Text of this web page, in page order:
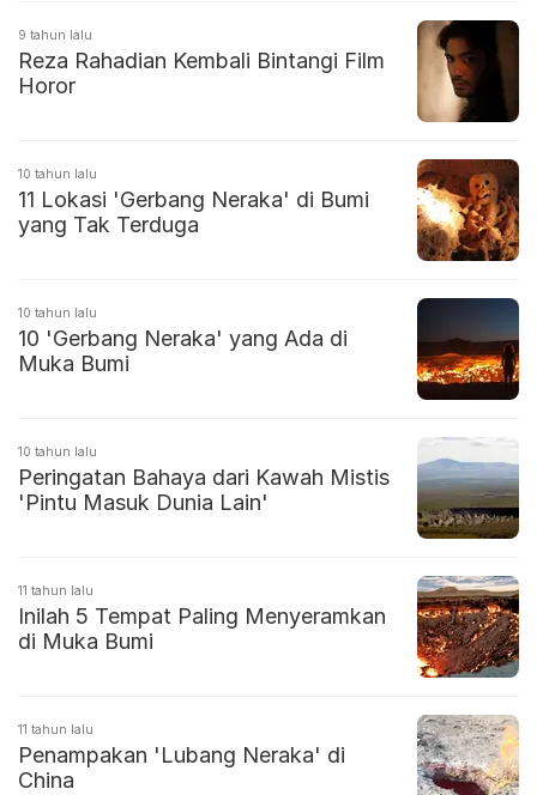
9 tahun lalu
Reza Rahadian Kembali Bintangi Film
Horor
10 tahun lalu
11 Lokasi 'Gerbang Neraka' di Bumi
yang Tak Terduga
10 tahun lalu
10 'Gerbang Neraka' yang Ada di
Muka Bumi
10 tahun lalu
Peringatan Bahaya dari Kawah Mistis
'Pintu Masuk Dunia Lain'
11 tahun lalu
Inilah 5 Tempat Paling Menyeramkan
di Muka Bumi
11 tahun lalu
Penampakan 'Lubang Neraka' di
China